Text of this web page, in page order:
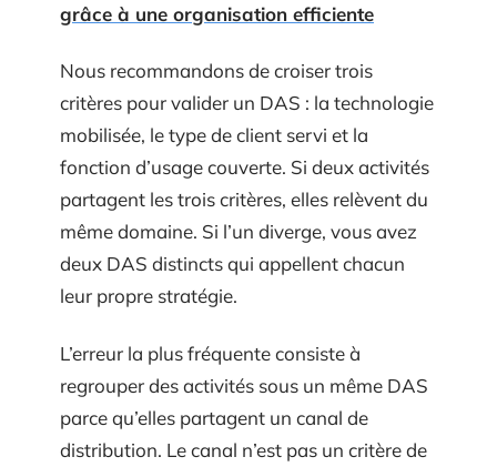
grâce à une organisation efficiente
Nous recommandons de croiser trois
critères pour valider un DAS : la technologie
mobilisée, le type de client servi et la
fonction d’usage couverte. Si deux activités
partagent les trois critères, elles relèvent du
même domaine. Si l’un diverge, vous avez
deux DAS distincts qui appellent chacun
leur propre stratégie.
L’erreur la plus fréquente consiste à
regrouper des activités sous un même DAS
parce qu’elles partagent un canal de
distribution. Le canal n’est pas un critère de